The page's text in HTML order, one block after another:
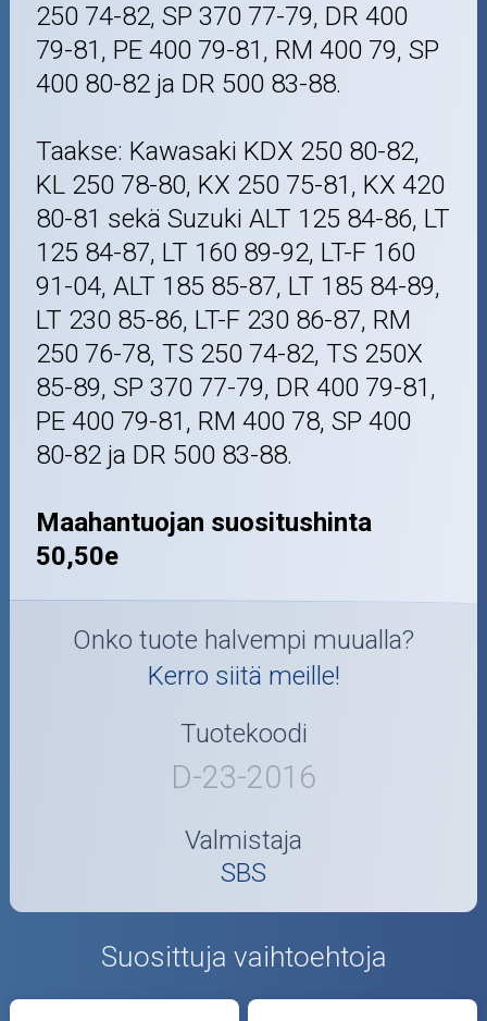
250 74-82, SP 370 77-79, DR 400
79-81, PE 400 79-81, RM 400 79, SP
400 80-82 ja DR 500 83-88.
Taakse: Kawasaki KDX 250 80-82,
KL 250 78-80, KX 250 75-81, KX 420
80-81 sekä Suzuki ALT 125 84-86, LT
125 84-87, LT 160 89-92, LT-F 160
91-04, ALT 185 85-87, LT 185 84-89,
LT 230 85-86, LT-F 230 86-87, RM
250 76-78, TS 250 74-82, TS 250X
85-89, SP 370 77-79, DR 400 79-81,
PE 400 79-81, RM 400 78, SP 400
80-82 ja DR 500 83-88.
Maahantuojan suositushinta
50,50e
Onko tuote halvempi muualla?
Kerro siitä meille!
Tuotekoodi
D-23-2016
Valmistaja
SBS
Suosittuja vaihtoehtoja